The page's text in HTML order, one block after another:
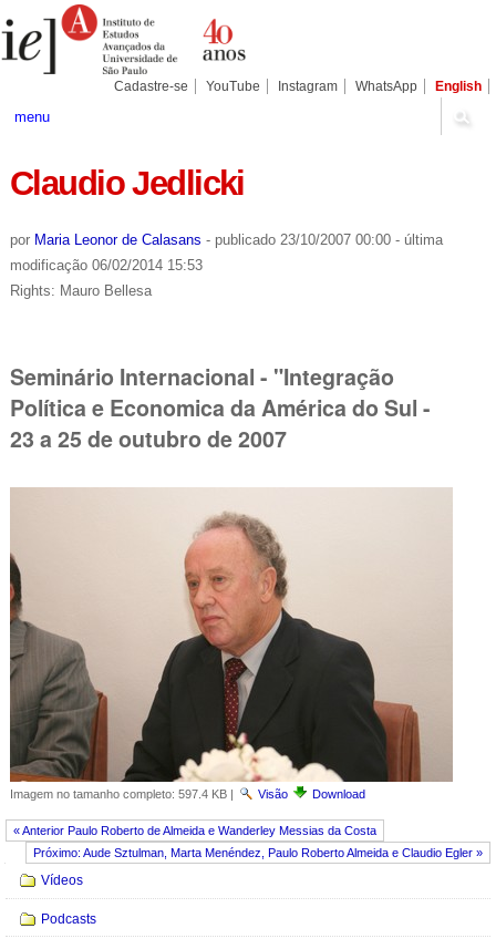
para
conteúdo.
Pessoais
Cadastre-se YouTube Instagram WhatsApp English
menu
Claudio Jedlicki
por Maria Leonor de Calasans - publicado23/10/2007 00:00 - última
modificação06/02/2014 15:53
Rights: Mauro Bellesa
Seminário Internacional - "Integração
Política e Economica da América do Sul -
23 a 25 de outubro de 2007
Imagem no tamanho completo: 597.4 KB| Visão Download
« Anterior Paulo Roberto de Almeida e Wanderley Messias da Costa
Próximo: Aude Sztulman, Marta Menéndez, Paulo Roberto Almeida e Claudio Egler »
Navegação
Vídeos
Podcasts